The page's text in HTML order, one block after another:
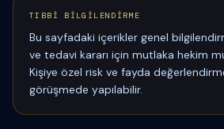
TIBBİ BİLGİLENDİRME
Bu sayfadaki içerikler genel
ve tedavi kararı için mutlaka hekim
Kişiye özel risk ve fayda
görüşmede yapılabilir.